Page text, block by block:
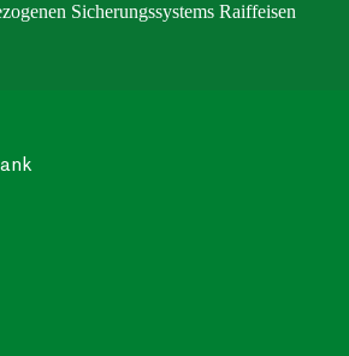
Sicherungssystems Raiffeisen